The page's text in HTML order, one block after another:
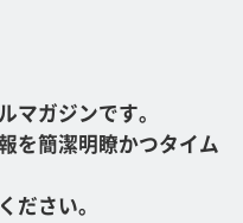
マガジンです。
を簡潔明瞭かつタイム
ださい。